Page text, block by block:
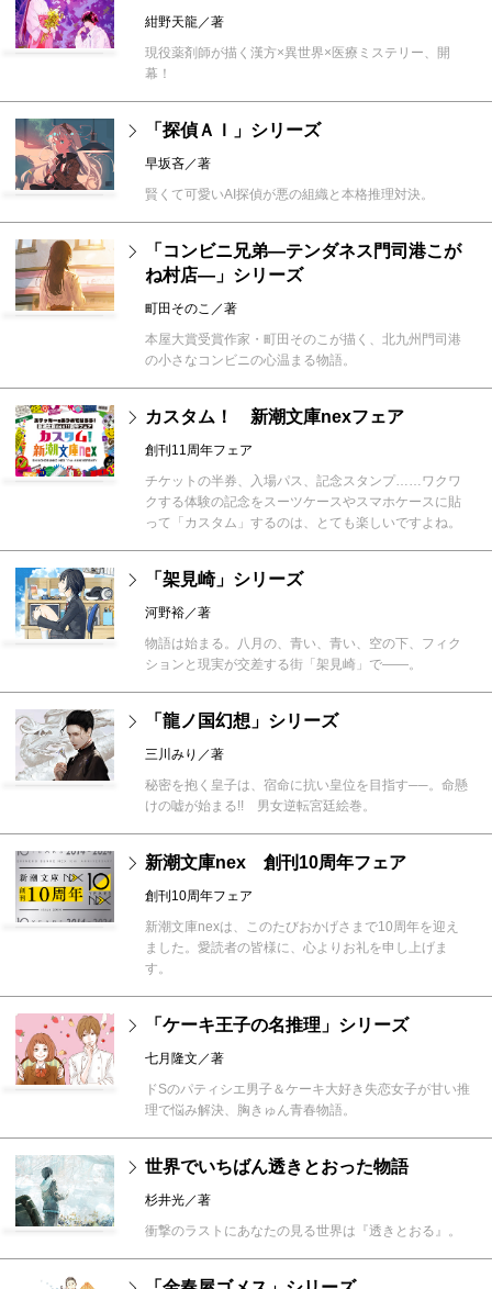
紺野天龍／著
現役薬剤師が描く漢方×異世界×医療ミステリー、開
幕！
「探偵ＡＩ」シリーズ
早坂吝／著
賢くて可愛いAI探偵が悪の組織と本格推理対決。
「コンビニ兄弟―テンダネス門司港こが
ね村店―」シリーズ
町田そのこ／著
本屋大賞受賞作家・町田そのこが描く、北九州門司港
の小さなコンビニの心温まる物語。
カスタム！ 新潮文庫nexフェア
創刊11周年フェア
チケットの半券、入場パス、記念スタンプ……ワクワ
クする体験の記念をスーツケースやスマホケースに貼
って「カスタム」するのは、とても楽しいですよね。
「架見崎」シリーズ
河野裕／著
物語は始まる。八月の、青い、青い、空の下、フィク
ションと現実が交差する街「架見崎」で――。
「龍ノ国幻想」シリーズ
三川みり／著
秘密を抱く皇子は、宿命に抗い皇位を目指す──。命懸
けの嘘が始まる!! 男女逆転宮廷絵巻。
新潮文庫nex 創刊10周年フェア
創刊10周年フェア
新潮文庫nexは、このたびおかげさまで10周年を迎え
ました。愛読者の皆様に、心よりお礼を申し上げま
す。
「ケーキ王子の名推理」シリーズ
七月隆文／著
ドSのパティシエ男子＆ケーキ大好き失恋女子が甘い推
理で悩み解決、胸きゅん青春物語。
世界でいちばん透きとおった物語
杉井光／著
衝撃のラストにあなたの見る世界は『透きとおる』。